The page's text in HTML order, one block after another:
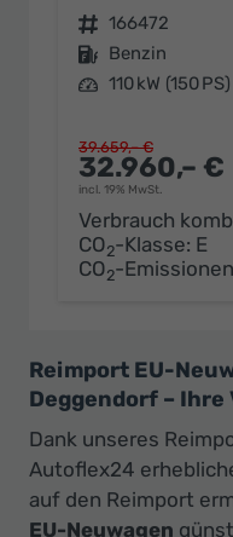
Fahrzeugnr. 166472
Kraftstoff Benzin
Leistung 110 kW (150 PS)
32.960,– €
incl. 19% MwSt.
39.659,– €
Verbrauch
CO2-Klasse: E
CO2-
Reimport EU-
Deggendorf – Ihre
Dank unseres
Autoflex24
auf den Reimport
EU-Neuwagen